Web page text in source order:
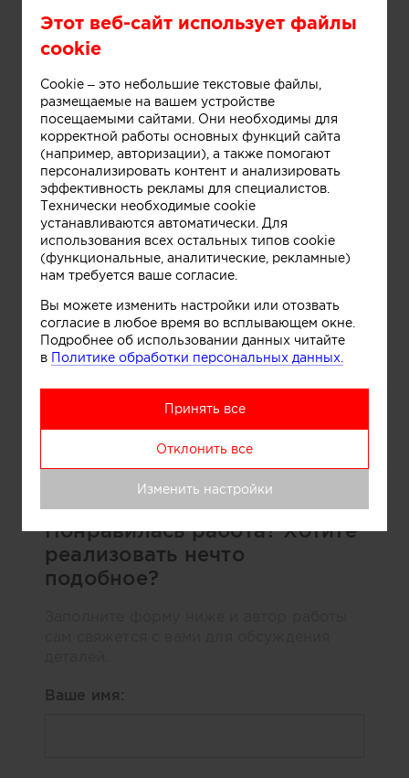
Информация
Дом под Рузой. Архитектор Александра Спицына
Информация
Понравилась работа? Хотите
реализовать нечто
подобное?
Ваше имя:
Этот веб-сайт использует файлы
cookie
Cookie – это небольшие текстовые файлы,
размещаемые на вашем устройстве
посещаемыми сайтами. Они необходимы для
корректной работы основных функций сайта
(например, авторизации), а также помогают
персонализировать контент и анализировать
эффективность рекламы для специалистов.
Технически необходимые cookie
устанавливаются автоматически. Для
использования всех остальных типов cookie
(функциональные, аналитические, рекламные)
нам требуется ваше согласие.
Вы можете изменить настройки или отозвать
согласие в любое время во всплывающем окне.
Подробнее об использовании данных читайте
в Политике обработки персональных данных.
Принять все
Отклонить все
Изменить настройки